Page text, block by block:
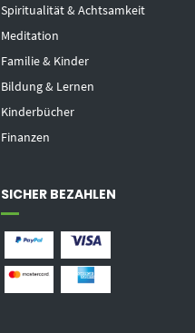
Spiritualität & Achtsamkeit
Meditation
Familie & Kinder
Bildung & Lernen
Kinderbücher
Finanzen
SICHER BEZAHLEN